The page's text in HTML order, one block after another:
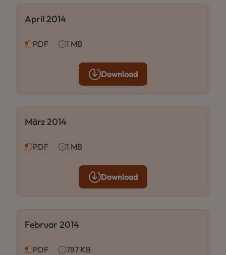
April 2014
PDF 1 MB
Download
März 2014
PDF 1 MB
Download
Februar 2014
PDF 787 KB